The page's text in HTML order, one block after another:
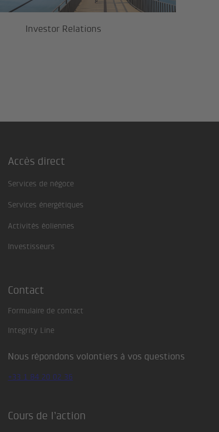
Investor Relations
Footer
Accès direct
Services de négoce
Services énergétiques
Activités éoliennes
Investisseurs
Contact
Formulaire de contact
Integrity Line
Nous répondons volontiers à vos questions
+33 1 84 20 02 36
Cours de l’action